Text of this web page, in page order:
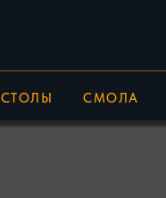
СТОЛЫ СМОЛА